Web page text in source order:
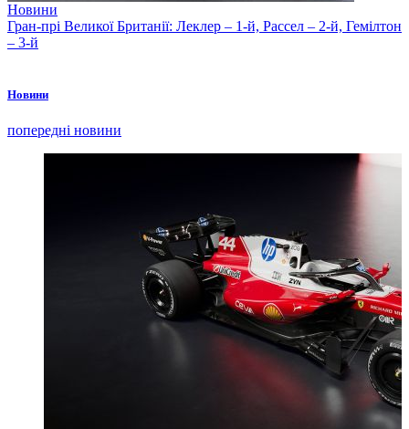
Новини
Гран-прі Великої Британії: Леклер – 1-й, Рассел – 2-й, Гемілтон
– 3-й
Новини
попередні новини